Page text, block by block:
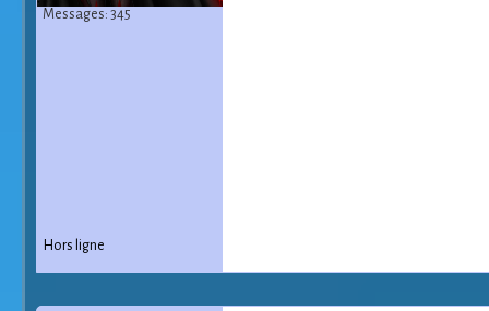
Messages: 345
Hors ligne